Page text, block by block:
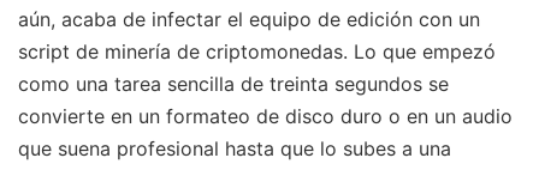
aún, acaba de infectar el equipo de edición con un
script de minería de criptomonedas. Lo que empezó
como una tarea sencilla de treinta segundos se
convierte en un formateo de disco duro o en un audio
que suena profesional hasta que lo subes a una